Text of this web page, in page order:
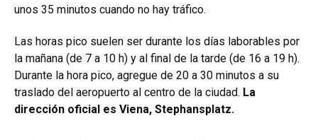
unos 35 minutos cuando no hay tráfico.
Las horas pico suelen ser durante los días laborables por
la mañana (de 7 a 10 h) y al final de la tarde (de 16 a 19 h).
Durante la hora pico, agregue de 20 a 30 minutos a su
traslado del aeropuerto al centro de la ciudad. La
dirección oficial es Viena, Stephansplatz.